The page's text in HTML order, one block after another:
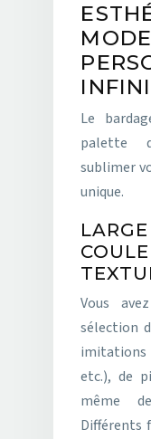
Le
palette
sublimer
unique.
Vous
sélection
imitations
etc.), de
même
Différents